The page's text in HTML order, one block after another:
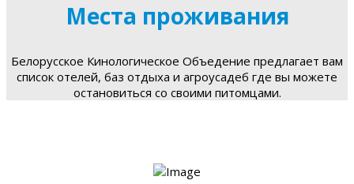
Места проживания
Белорусское Кинологическое Объедение предлагает вам
список отелей, баз отдыха и агроусадеб где вы можете
остановиться со своими питомцами.